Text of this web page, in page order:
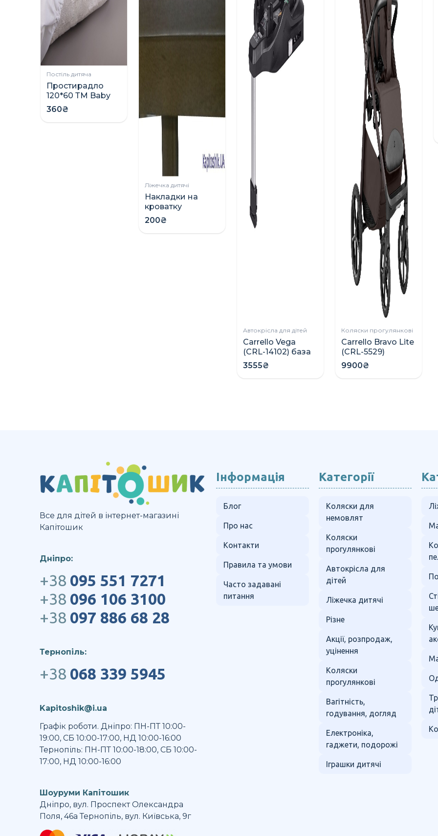
Постіль дитяча
Простирадло
120*60 ТМ Baby
Veres
360₴
Ліжечка дитячі
Накладки на
кроватку
(грызунки)
200₴
Автокрісла для дітей
Carrello Vega
(CRL-14102) база
ISOFIX для
автокрісла
3555₴
Коляски прогулянкові
Carrello Bravo Lite
(CRL-5529)
прогулянкова
коляска
9900₴
Все для дітей в інтернет-магазині
Капітошик
Дніпро:
+38 095 551 7271
+38 096 106 3100
+38 097 886 68 28
Тернопіль:
+38 068 339 5945
Kapitoshik@i.ua
Графік роботи. Дніпро: ПН-ПТ 10:00-
19:00, СБ 10:00-17:00, НД 10:00-16:00
Тернопіль: ПН-ПТ 10:00-18:00, СБ 10:00-
17:00, НД 10:00-16:00
Шоуруми Капітошик
Дніпро, вул. Проспект Олександра
Поля, 46а Тернопіль, вул. Київська, 9г
Інформація
Блог
Про нас
Контакти
Правила та умови
Часто задавані
питання
Категорії
Коляски для
немовлят
Коляски
прогулянкові
Автокрісла для
дітей
Ліжечка дитячі
Різне
Акції, розпродаж,
уцінення
Коляски
прогулянкові
Вагітність,
годування, догляд
Електроніка,
гаджети, подорожі
Іграшки дитячі